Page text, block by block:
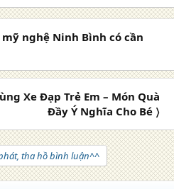
nghệ Ninh Bình có cần
Xe Đạp Trẻ Em – Món Quà
Đầy Ý Nghĩa Cho Bé 〉
tha hồ bình luận^^